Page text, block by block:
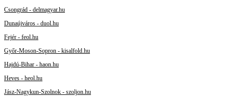
Csongrád - delmagyar.hu
Dunaújváros - duol.hu
Fejér - feol.hu
Győr-Moson-Sopron - kisalfold.hu
Hajdú-Bihar - haon.hu
Heves - heol.hu
Jász-Nagykun-Szolnok - szoljon.hu